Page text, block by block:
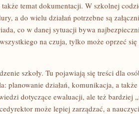
temat dokumentacji. W szkolnej
a do wielu działań potrzebne są
co w danej sytuacji bywa
na czuja, tylko może oprzeć
szkoły. Tu pojawiają się treści dla
planowanie działań, komunikacja, a
dotyczące ewaluacji, ale też bardziej
może lepiej zarządzać, a